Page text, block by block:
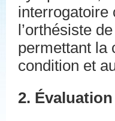
interrogatoire
l’orthésiste
permettant la
condition et
2.